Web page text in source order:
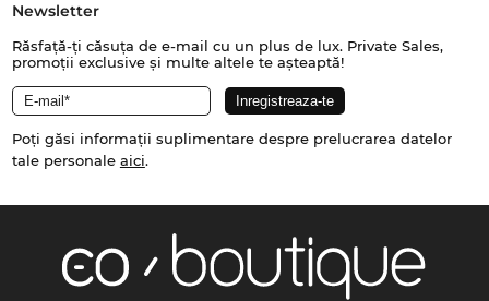
Newsletter
Răsfață-ți căsuța de e-mail cu un plus de lux. Private Sales,
promoții exclusive și multe altele te așteaptă!
Poți găsi informații suplimentare despre prelucrarea datelor
tale personale aici.